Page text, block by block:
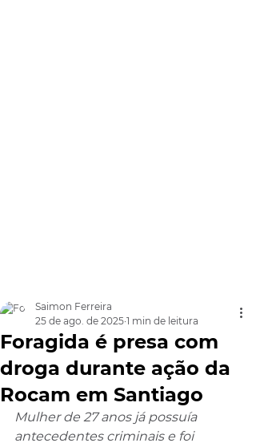
Foragida é presa com
droga durante ação da
Rocam em Santiago
Saimon Ferreira
25 de ago. de 2025 1 min de leitura
Mulher de 27 anos já possuía
antecedentes criminais e foi